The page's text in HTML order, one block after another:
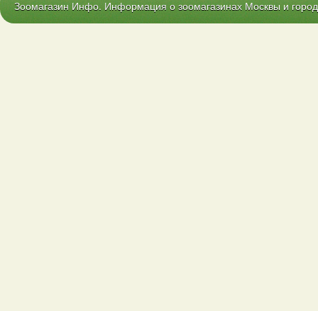
Зоомагазин Инфо. Информация о зоомагазинах Москвы и